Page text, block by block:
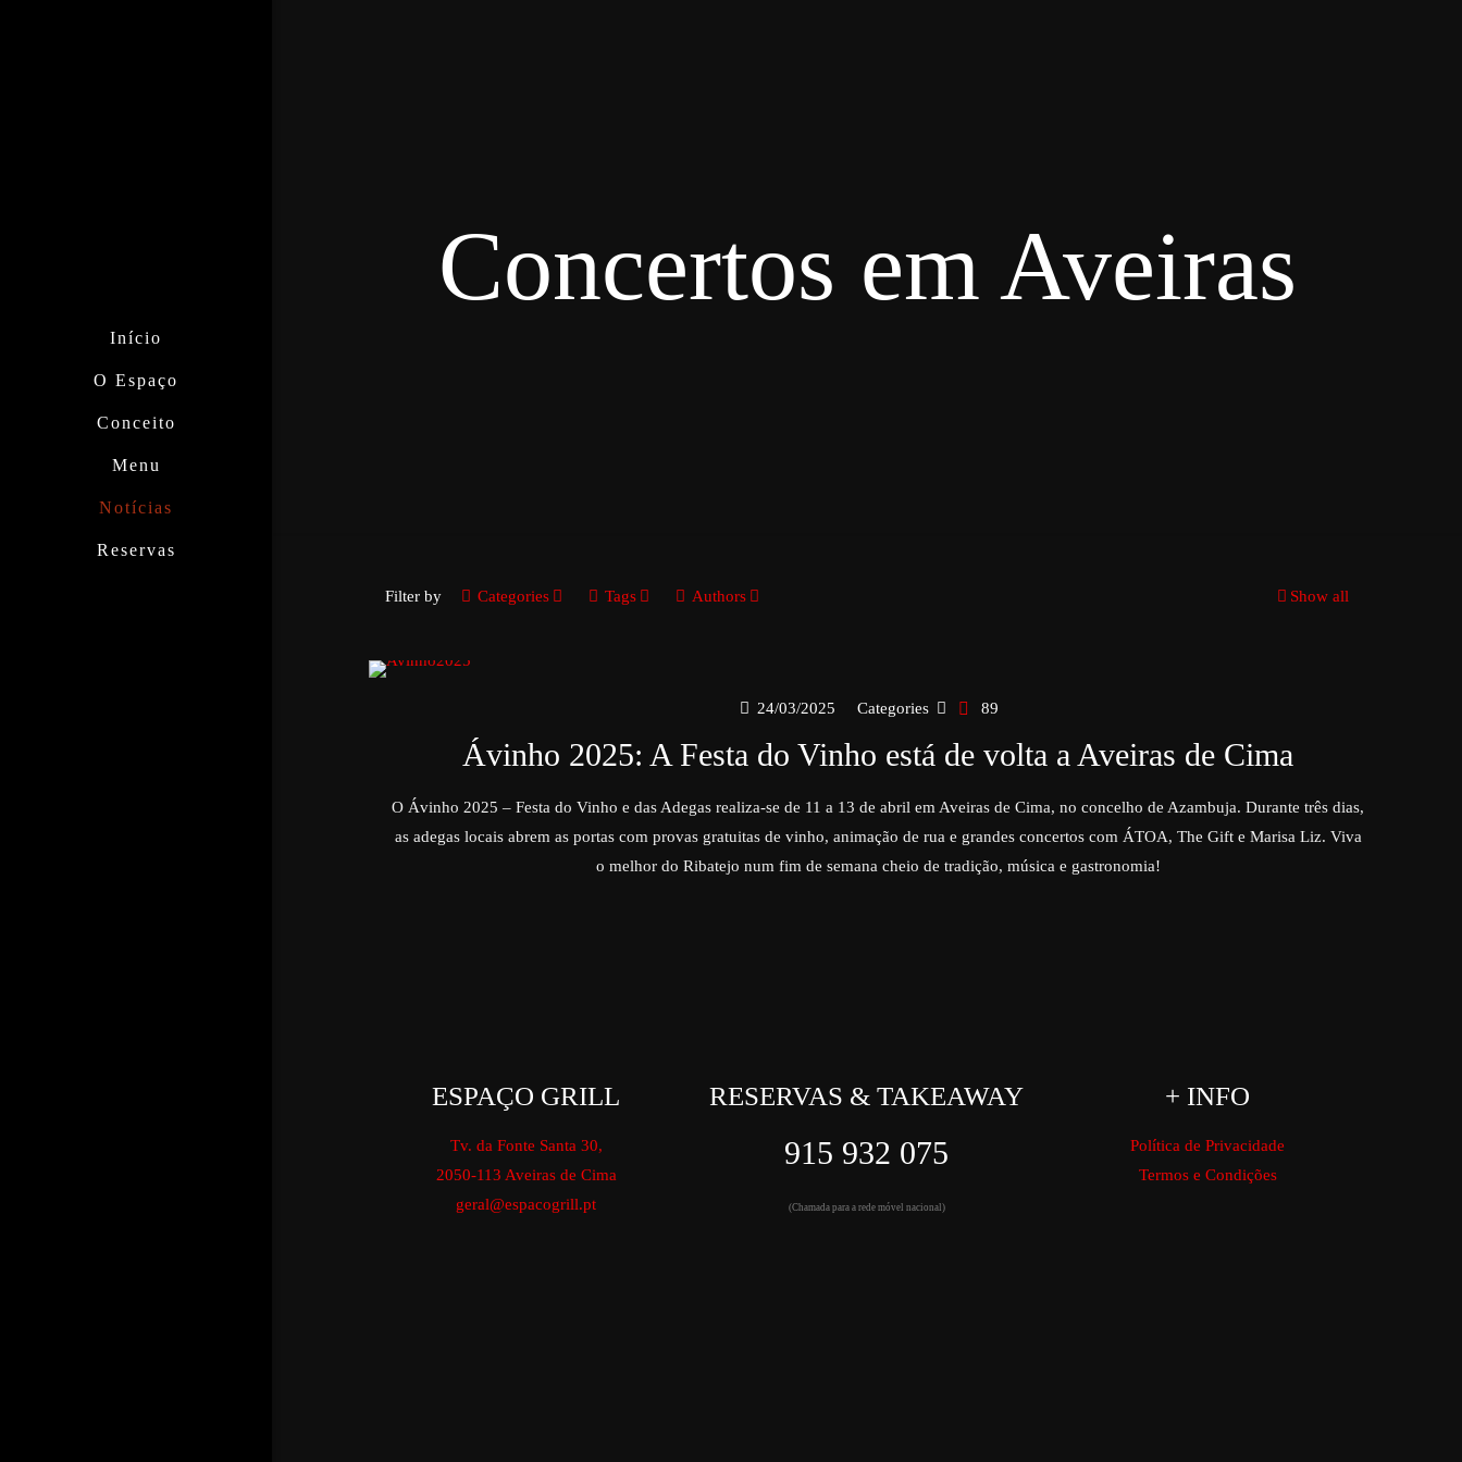
Início
O Espaço
Conceito
Menu
Notícias
Reservas
Concertos em Aveiras
Filter by Categories Tags Authors Show all
24/03/2025 Categories 89
Ávinho 2025: A Festa do Vinho está de volta a Aveiras de Cima
O Ávinho 2025 – Festa do Vinho e das Adegas realiza-se de 11 a 13 de abril em Aveiras de Cima, no concelho de Azambuja. Durante três dias,
as adegas locais abrem as portas com provas gratuitas de vinho, animação de rua e grandes concertos com ÁTOA, The Gift e Marisa Liz. Viva
o melhor do Ribatejo num fim de semana cheio de tradição, música e gastronomia!
ESPAÇO GRILL
Tv. da Fonte Santa 30,
2050-113 Aveiras de Cima
geral@espacogrill.pt
RESERVAS & TAKEAWAY
915 932 075
(Chamada para a rede móvel nacional)
+ INFO
Política de Privacidade
Termos e Condições